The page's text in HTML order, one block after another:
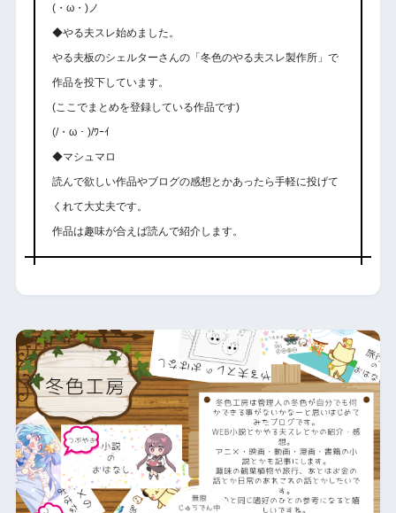
(・ω・)ノ
◆やる夫スレ始めました。
やる夫板のシェルターさんの「冬色のやる夫スレ製作所」で
作品を投下しています。
(ここでまとめを登録している作品です)
(/・ω・)/ﾜｰｲ
◆マシュマロ
読んで欲しい作品やブログの感想とかあったら手軽に投げて
くれて大丈夫です。
作品は趣味が合えば読んで紹介します。